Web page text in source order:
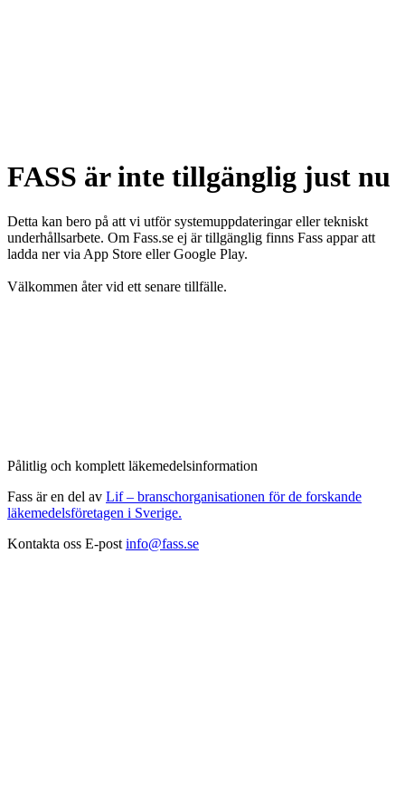
FASS är inte tillgänglig just nu
Detta kan bero på att vi utför systemuppdateringar eller tekniskt
underhållsarbete. Om Fass.se ej är tillgänglig finns Fass appar att
ladda ner via App Store eller Google Play.
Välkommen åter vid ett senare tillfälle.
Pålitlig och komplett läkemedelsinformation
Fass är en del av Lif – branschorganisationen för de forskande
läkemedelsföretagen i Sverige.
Kontakta oss E-post info@fass.se